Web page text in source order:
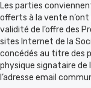
Les parties
offerts à la vente
validité de l’offre des
sites Internet de la
concédés au titre des
physique signataire de
l’adresse email